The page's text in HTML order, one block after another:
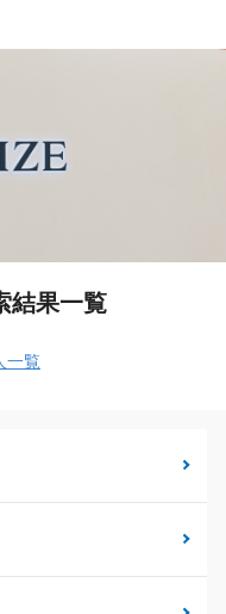
結果一覧
一覧